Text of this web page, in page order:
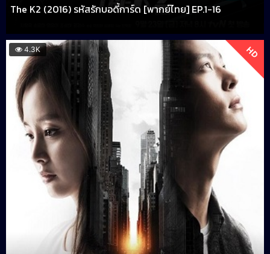
The K2 (2016) รหัสรักบอดี้การ์ด [พากย์ไทย] EP.1-16
4.3K HD